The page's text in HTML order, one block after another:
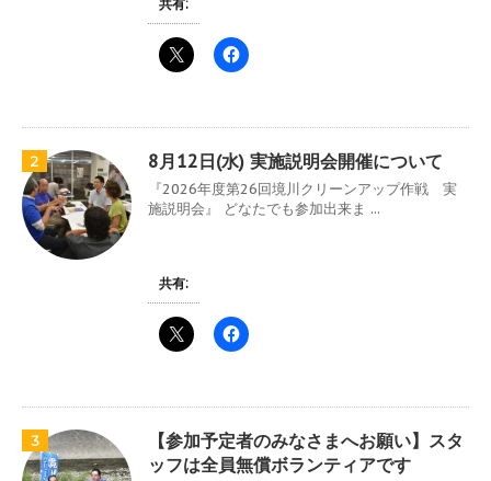
共有:
2 8月12日(水) 実施説明会開催について
『2026年度第26回境川クリーンアップ作戦 実
施説明会』 どなたでも参加出来ま ...
共有:
3
【参加予定者のみなさまへお願い】スタ
ッフは全員無償ボランティアです